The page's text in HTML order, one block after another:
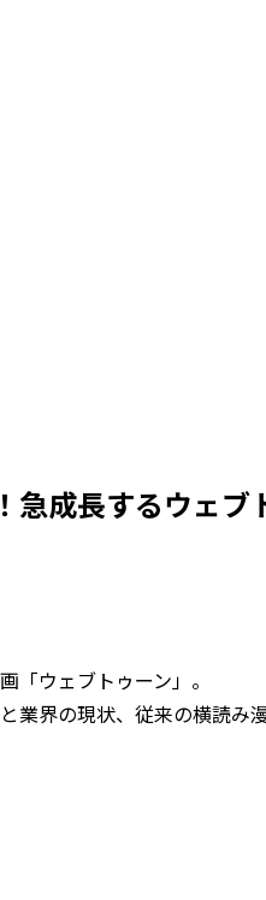
急成長するウェ
「ウェブトゥーン」。
業界の現状、従来の横読